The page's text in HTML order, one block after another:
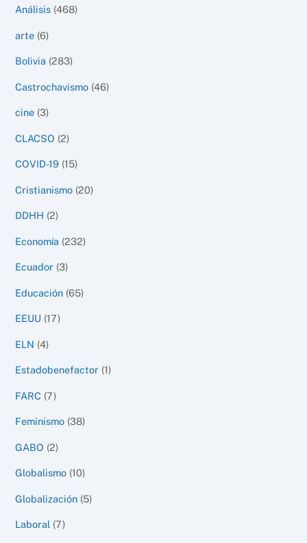
Análisis (468)
arte (6)
Bolivia (283)
Castrochavismo (46)
cine (3)
CLACSO (2)
COVID-19 (15)
Cristianismo (20)
DDHH (2)
Economía (232)
Ecuador (3)
Educación (65)
EEUU (17)
ELN (4)
Estadobenefactor (1)
FARC (7)
Feminismo (38)
GABO (2)
Globalismo (10)
Globalización (5)
Laboral (7)